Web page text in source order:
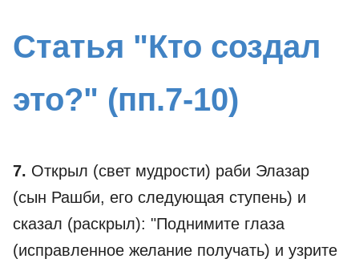
Статья "Кто создал
это?" (пп.7-10)
7. Открыл (свет мудрости) раби Элазар
(сын Рашби, его следующая ступень) и
сказал (раскрыл): "Поднимите глаза
(исправленное желание получать) и узрите